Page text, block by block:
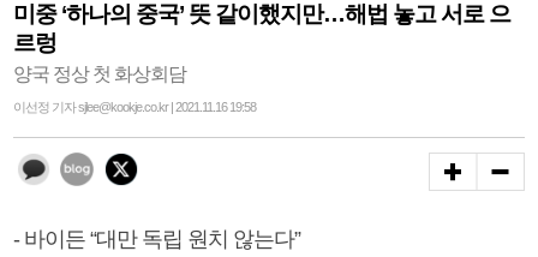
미중 ‘하나의 중국’ 뜻 같이했지만…해법 놓고 서로 으
르렁
양국 정상 첫 화상회담
이선정 기자 sjlee@kookje.co.kr | 2021.11.16 19:58
- 바이든 “대만 독립 원치 않는다”